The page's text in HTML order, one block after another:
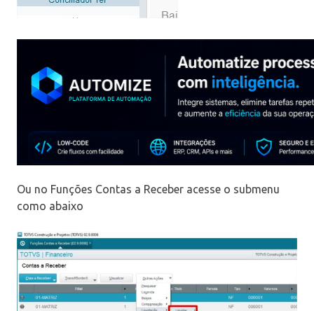
Ou no Funções Contas a Receber acesse o submenu
como abaixo